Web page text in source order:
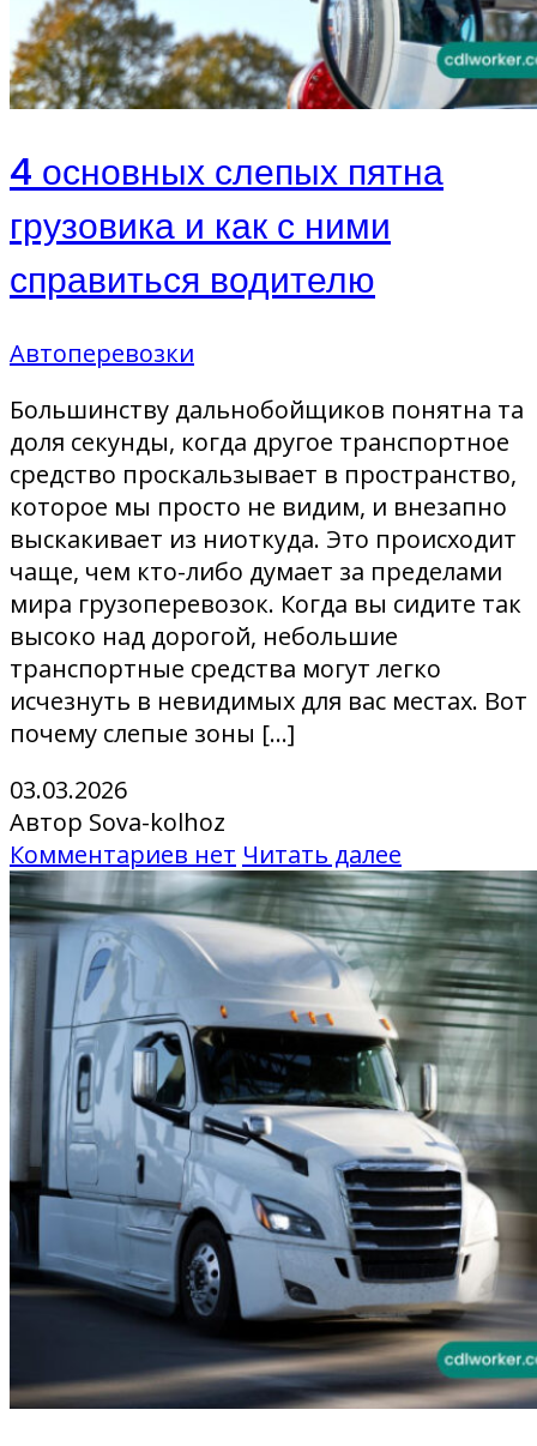
4 основных слепых пятна
грузовика и как с ними
справиться водителю
Автоперевозки
Большинству дальнобойщиков понятна та
доля секунды, когда другое транспортное
средство проскальзывает в пространство,
которое мы просто не видим, и внезапно
выскакивает из ниоткуда. Это происходит
чаще, чем кто-либо думает за пределами
мира грузоперевозок. Когда вы сидите так
высоко над дорогой, небольшие
транспортные средства могут легко
исчезнуть в невидимых для вас местах. Вот
почему слепые зоны […]
03.03.2026
Автор Sova-kolhoz
Комментариев нет Читать далее